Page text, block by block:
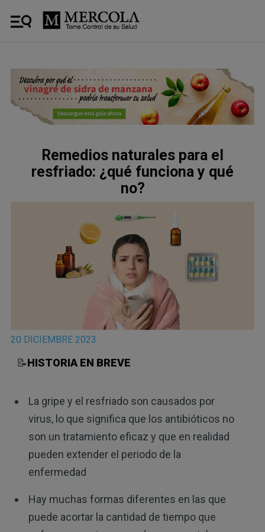
Remedios naturales para el
resfriado: ¿qué funciona y qué
no?
20 DICIEMBRE 2023
📝HISTORIA EN BREVE
La gripe y el resfriado son causados por
virus, lo que significa que los antibióticos no
son un tratamiento eficaz y que en realidad
pueden extender el periodo de la
enfermedad
Hay muchas formas diferentes en las que
puede acortar la cantidad de tiempo que